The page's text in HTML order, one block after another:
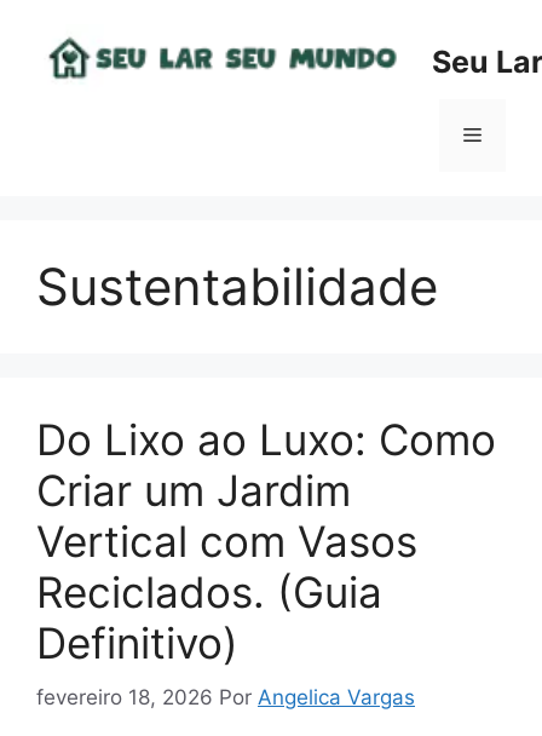
Seu
Menu
Sustentabilidade
Do Lixo ao Luxo: Como
Criar um Jardim
Vertical com Vasos
Reciclados. (Guia
Definitivo)
fevereiro 18, 2026 Por Angelica Vargas